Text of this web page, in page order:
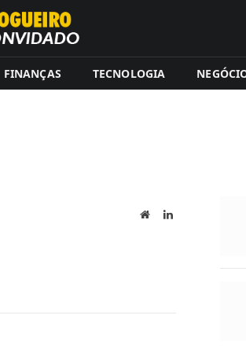
FINANÇAS TECNOLOGIA
Site LinkedIn